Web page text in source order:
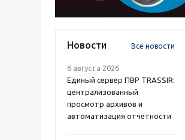
Новости Все новости
6 августа 2026
Единый сервер ПВР TRASSIR:
централизованный
просмотр архивов и
автоматизация отчетности